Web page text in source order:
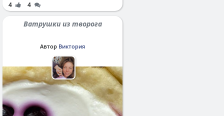
4 4
Ватрушки из творога
Автор Виктория